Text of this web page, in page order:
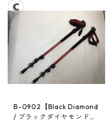
B-0902【Black Diamond
/ ブラックダイヤモンド】